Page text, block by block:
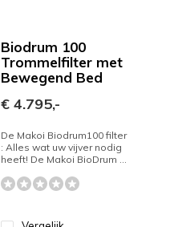
Biodrum 100
Trommelfilter met
Bewegend Bed
€ 4.795,-
De Makoi Biodrum100 filter
: Alles wat uw vijver nodig
heeft! De Makoi BioDrum ...